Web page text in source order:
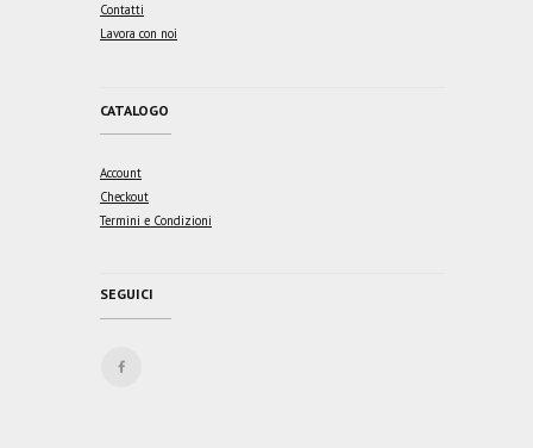
Contatti
Lavora con noi
CATALOGO
Account
Checkout
Termini e Condizioni
SEGUICI